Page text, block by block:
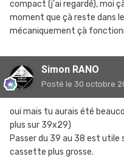
compact (j'ai regardé), moi
moment que çà reste dans
mécaniquement çà
Simon RANO
Posté le 30 octobre
oui mais tu aurais été
plus sur 39x29)
Passer du 39 au 38 est
cassette plus grosse.